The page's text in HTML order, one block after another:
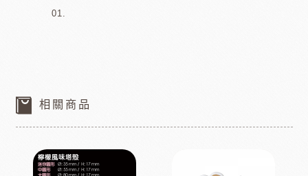
相關商品